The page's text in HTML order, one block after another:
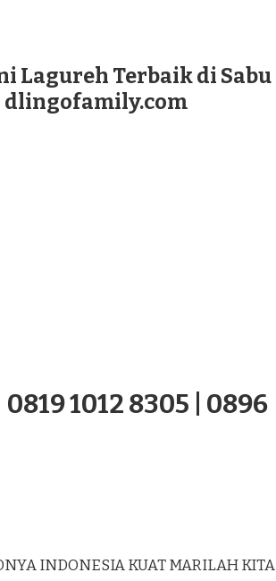
Lagureh Terbaik di Sabu
dlingofamily.com
1012 8305 | 0896
INDONESIA KUAT MARILAH KITA